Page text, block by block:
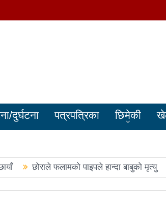
दुर्घटना पत्रपत्रिका छिमेकी
छोराले फलामको पाइपले हान्दा बाबुको मृत्यु
जनतालाई अनावश्यक दु:ख दियो